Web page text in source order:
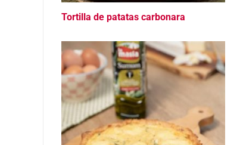
Tortilla de patatas carbonara